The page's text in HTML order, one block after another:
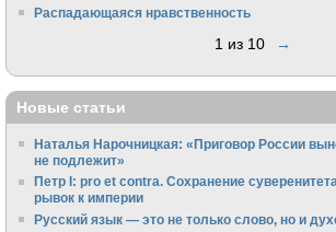
Распадающаяся нравственность
1 из 10 →
Новые статьи
Наталья Нарочницкая: «Приговор России
не подлежит»
Петр I: pro et contra. Сохранение
рывок к империи
Русский язык — это не только слово, но и